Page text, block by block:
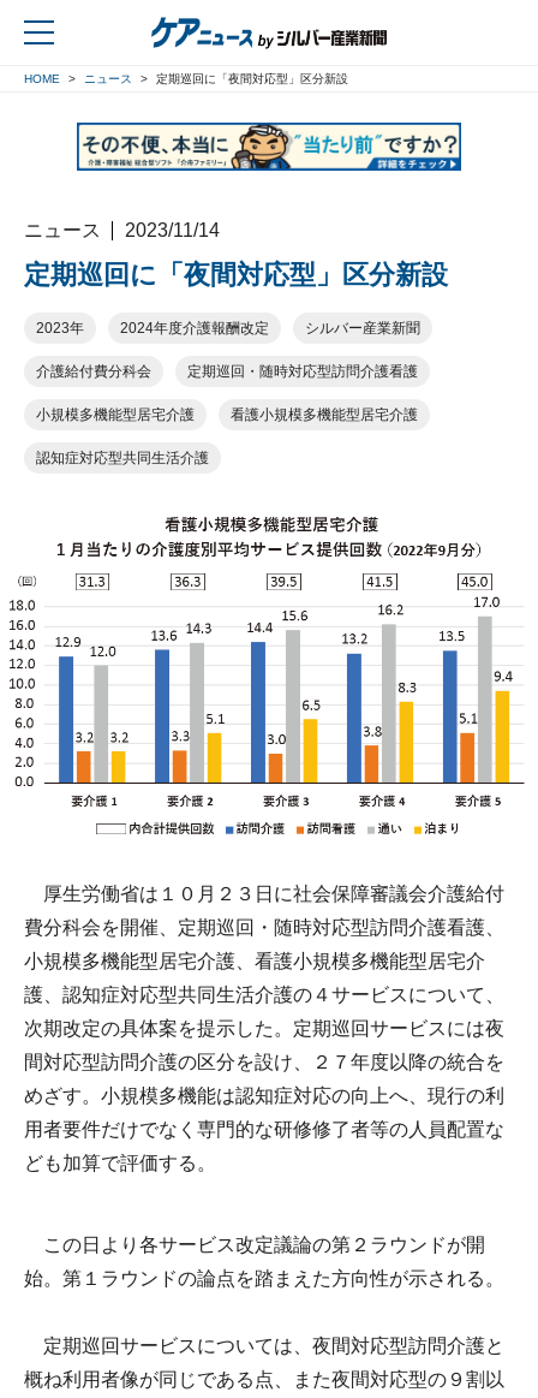
HOME ニュース 定期巡回に「夜間対応型」区分新設
ニュース 2023/11/14
定期巡回に「夜間対応型」区分新設
2023年 2024年度介護報酬改定 シルバー産業新聞
介護給付費分科会 定期巡回・随時対応型訪問介護看護
小規模多機能型居宅介護 看護小規模多機能型居宅介護
認知症対応型共同生活介護
厚生労働省は１０月２３日に社会保障審議会介護給付
費分科会を開催、定期巡回・随時対応型訪問介護看護、
小規模多機能型居宅介護、看護小規模多機能型居宅介
護、認知症対応型共同生活介護の４サービスについて、
次期改定の具体案を提示した。定期巡回サービスには夜
間対応型訪問介護の区分を設け、２７年度以降の統合を
めざす。小規模多機能は認知症対応の向上へ、現行の利
用者要件だけでなく専門的な研修修了者等の人員配置な
ども加算で評価する。
この日より各サービス改定議論の第２ラウンドが開
始。第１ラウンドの論点を踏まえた方向性が示される。
定期巡回サービスについては、夜間対応型訪問介護と
概ね利用者像が同じである点、また夜間対応型の９割以